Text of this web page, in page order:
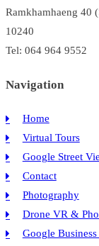
Ramkhamhaeng 40
10240
Tel: 064 964 9552
Navigation
Home
Virtual Tours
Google Street
Contact
Photography
Drone VR &
Google